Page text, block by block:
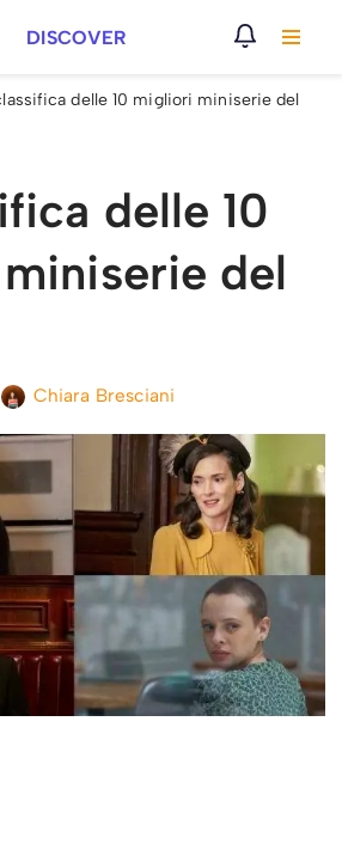
DISCOVER
delle 10 migliori miniserie del
delle 10
del
Chiara Bresciani